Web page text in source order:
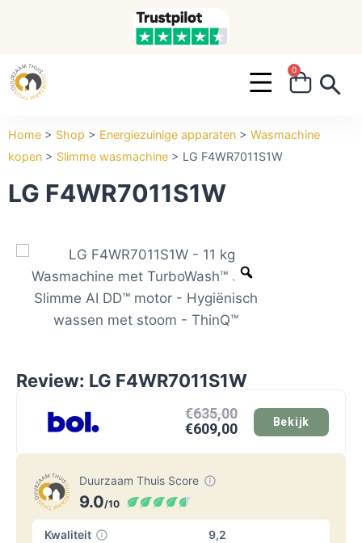
0
Home > Shop > Energiezuinige apparaten > Wasmachine
kopen > Slimme wasmachine > LG F4WR7011S1W
LG F4WR7011S1W
Review: LG F4WR7011S1W
€635,00
€609,00
Bekijk
Duurzaam Thuis Score
9.0/10
Kwaliteit 9,2